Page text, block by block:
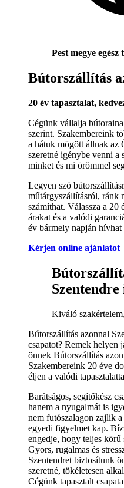
Pest megye egész
Bútorszállítás
20 év tapasztalat,
Cégünk vállalja
szerint. Szakembereink
a hátuk mögött állnak az
szeretné igénybe venni a
minket és mi örömmel
Legyen szó
műtárgyszállításról, ránk
számíthat. Válassza a 20
árakat és a valódi
év bármely napján hívhat
Kérjen online ajánlatot
Kiváló
Bútorszállítás azonnal
csapatot? Remek helyen
önnek Bútorszállítás
Szakembereink 20 éve
éljen a valódi
Barátságos, segítőkész
hanem a nyugalmát is
nem futószalagon zajlik
egyedi figyelmet kap.
engedje, hogy teljes
Gyors, rugalmas és
Szentendret biztosítunk
szeretné, tökéletesen
Cégünk tapasztalt